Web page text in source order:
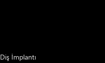
Diş İmplantı